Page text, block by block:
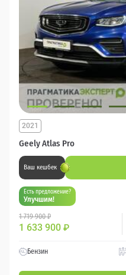
Geely Atlas Pro
2021
Ваш кешбек
Есть предложение?
Улучшим!
1 719 900 ₽
1 633 900 ₽
Бензин